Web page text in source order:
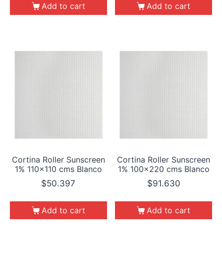
Add to cart Add to cart
Cortina Roller Sunscreen
1% 110×110 cms Blanco
$50.397
Add to cart
Cortina Roller Sunscreen
1% 100×220 cms Blanco
$91.630
Add to cart